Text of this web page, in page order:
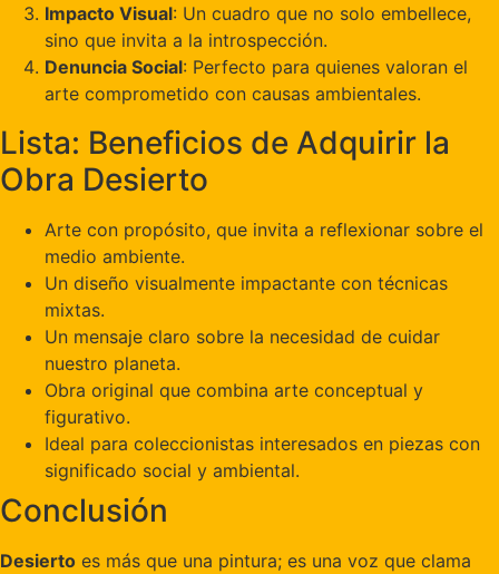
Impacto Visual: Un cuadro que no solo embellece,
sino que invita a la introspección.
Denuncia Social: Perfecto para quienes valoran el
arte comprometido con causas ambientales.
Lista: Beneficios de Adquirir la
Obra Desierto
Arte con propósito, que invita a reflexionar sobre el
medio ambiente.
Un diseño visualmente impactante con técnicas
mixtas.
Un mensaje claro sobre la necesidad de cuidar
nuestro planeta.
Obra original que combina arte conceptual y
figurativo.
Ideal para coleccionistas interesados en piezas con
significado social y ambiental.
Conclusión
Desierto es más que una pintura; es una voz que clama